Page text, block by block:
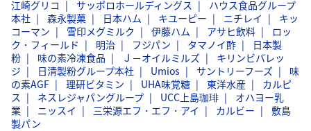
江崎グリコ
サッポロホールディングス
ハウス食品グループ
本社
森永製菓 日本ハム キユーピー ニチレイ
キッ
コーマン
雪印メグミルク 伊藤ハム アサヒ飲料
ロッ
ク・フィールド
明治 フジパン タマノイ酢
日本製
粉
味の素冷凍食品 Ｊ－オイルミルズ
キリンビバレッ
ジ
日清製粉グループ本社 Umios サントリーフーズ
味
の素AGF
理研ビタミン UHA味覚糖 東洋水産
カルピ
ス
ネスレジャパングループ UCC上島珈琲
オハヨー乳
業
ニッスイ 三栄源エフ・エフ・アイ カルビー
敷島
製パン